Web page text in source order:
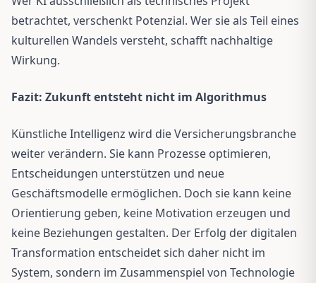
betrachtet, verschenkt Potenzial. Wer sie als Teil eines
kulturellen Wandels versteht, schafft nachhaltige
Wirkung.
Fazit: Zukunft entsteht nicht im Algorithmus
Künstliche Intelligenz wird die Versicherungsbranche
weiter verändern. Sie kann Prozesse optimieren,
Entscheidungen unterstützen und neue
Geschäftsmodelle ermöglichen. Doch sie kann keine
Orientierung geben, keine Motivation erzeugen und
keine Beziehungen gestalten. Der Erfolg der digitalen
Transformation entscheidet sich daher nicht im
System, sondern im Zusammenspiel von Technologie